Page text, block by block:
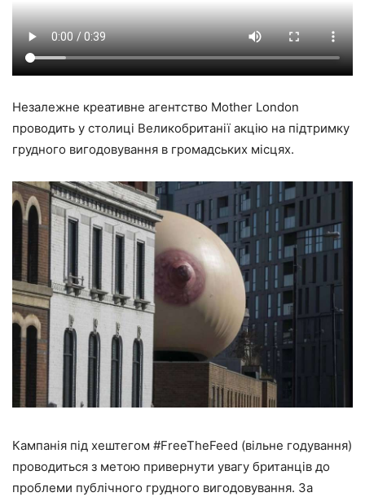
Незалежне креативне агентство Mother London
проводить у столиці Великобританії акцію на підтримку
грудного вигодовування в громадських місцях.
Кампанія під хештегом #FreeTheFeed (вільне годування)
проводиться з метою привернути увагу британців до
проблеми публічного грудного вигодовування. За